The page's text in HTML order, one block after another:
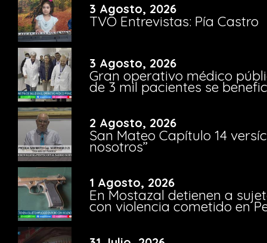
3 Agosto, 2026
TVO Entrevistas: Pía Castro
3 Agosto, 2026
Gran operativo médico
de 3 mil pacientes se
2 Agosto, 2026
San Mateo Capítulo 14
nosotros”
1 Agosto, 2026
En Mostazal detienen a
con violencia cometido en